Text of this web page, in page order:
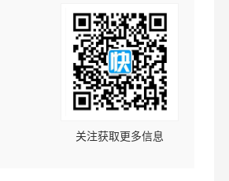
关注获取更多信息